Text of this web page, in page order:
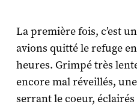
La première fois, c’est
avions quitté le refuge
heures. Grimpé très
encore mal réveillés,
serrant le coeur,